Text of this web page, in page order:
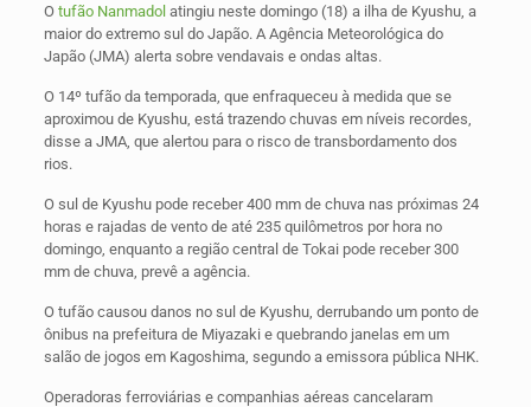
O tufão Nanmadolatingiu neste domingo (18) a ilha de Kyushu, a
maior do extremo sul do Japão. A Agência Meteorológica do
Japão (JMA) alerta sobre vendavais e ondas altas.
O 14º tufão da temporada, que enfraqueceu à medida que se
aproximou de Kyushu, está trazendo chuvas em níveis recordes,
disse a JMA, que alertou para o risco de transbordamento dos
rios.
O sul de Kyushu pode receber 400 mm de chuva nas próximas 24
horas e rajadas de vento de até 235 quilômetros por hora no
domingo, enquanto a região central de Tokai pode receber 300
mm de chuva, prevê a agência.
O tufão causou danos no sul de Kyushu, derrubando um ponto de
ônibus na prefeitura de Miyazaki e quebrando janelas em um
salão de jogos em Kagoshima, segundo a emissora pública NHK.
Operadoras ferroviárias e companhias aéreas cancelaram